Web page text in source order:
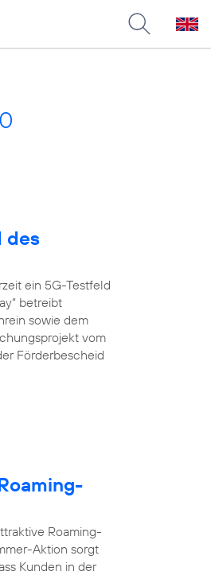
des
ein 5G-Testfeld
betreibt
sowie dem
vom
Förderbescheid
Roaming-
Aktion sorgt
Kunden in der